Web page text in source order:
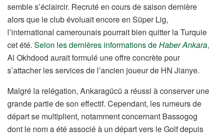
semble s’éclaircir. Recruté en cours de saison dernière
alors que le club évoluait encore en Süper Lig,
l’international camerounais pourrait bien quitter la Turquie
cet été. Selon les dernières informations deHaberAnkara,
Al Okhdood aurait formulé une offre concrète pour
s’attacher les services de l’ancien joueur de HN Jianye.
Malgré la relégation, Ankaragücü a réussi à conserver une
grande partie de son effectif. Cependant, les rumeurs de
départ se multiplient, notamment concernant Bassogog
dont le nom a été associé à un départ vers le Golf depuis